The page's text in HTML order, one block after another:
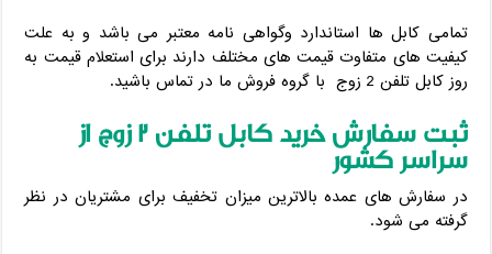
تمامی کابل ها استاندارد وگواهی نامه معتبر می باشد و به علت
کیفیت های متفاوت قیمت های مختلف دارند برای استعلام قیمت به
روز کابل تلفن 2 زوج با گروه فروش ما در تماس باشید.
ثبت سفارش خرید کابل تلفن 2 زوج از
سراسر کشور
در سفارش های عمده بالاترین میزان تخفیف برای مشتریان در نظر
گرفته می شود.